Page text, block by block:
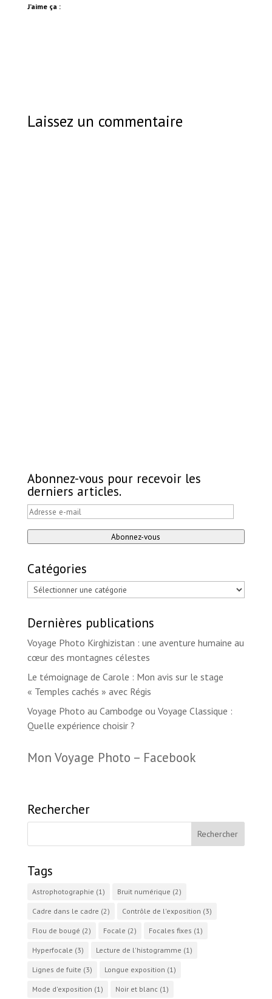
J’aime ça :
Laissez un commentaire
Abonnez-vous pour recevoir les
derniers articles.
Adresse
mail
Abonnez-vous
Catégories
Catégories
Dernières publications
Voyage Photo Kirghizistan : une aventure humaine au
cœur des montagnes célestes
Le témoignage de Carole : Mon avis sur le stage
« Temples cachés » avec Régis
Voyage Photo au Cambodge ou Voyage Classique :
Quelle expérience choisir ?
Mon Voyage Photo – Facebook
Rechercher
Tags
Astrophotographie (1) Bruit numérique (2)
Cadre dans le cadre (2) Contrôle de l'exposition (3)
Flou de bougé (2) Focale (2) Focales fixes (1)
Hyperfocale (3) Lecture de l'histogramme (1)
Lignes de fuite (3) Longue exposition (1)
Mode d'exposition (1) Noir et blanc(1)